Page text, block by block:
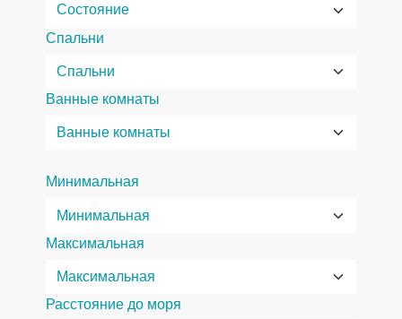
Спальни
Ванные комнаты
Минимальная
Максимальная
Расстояние до моря